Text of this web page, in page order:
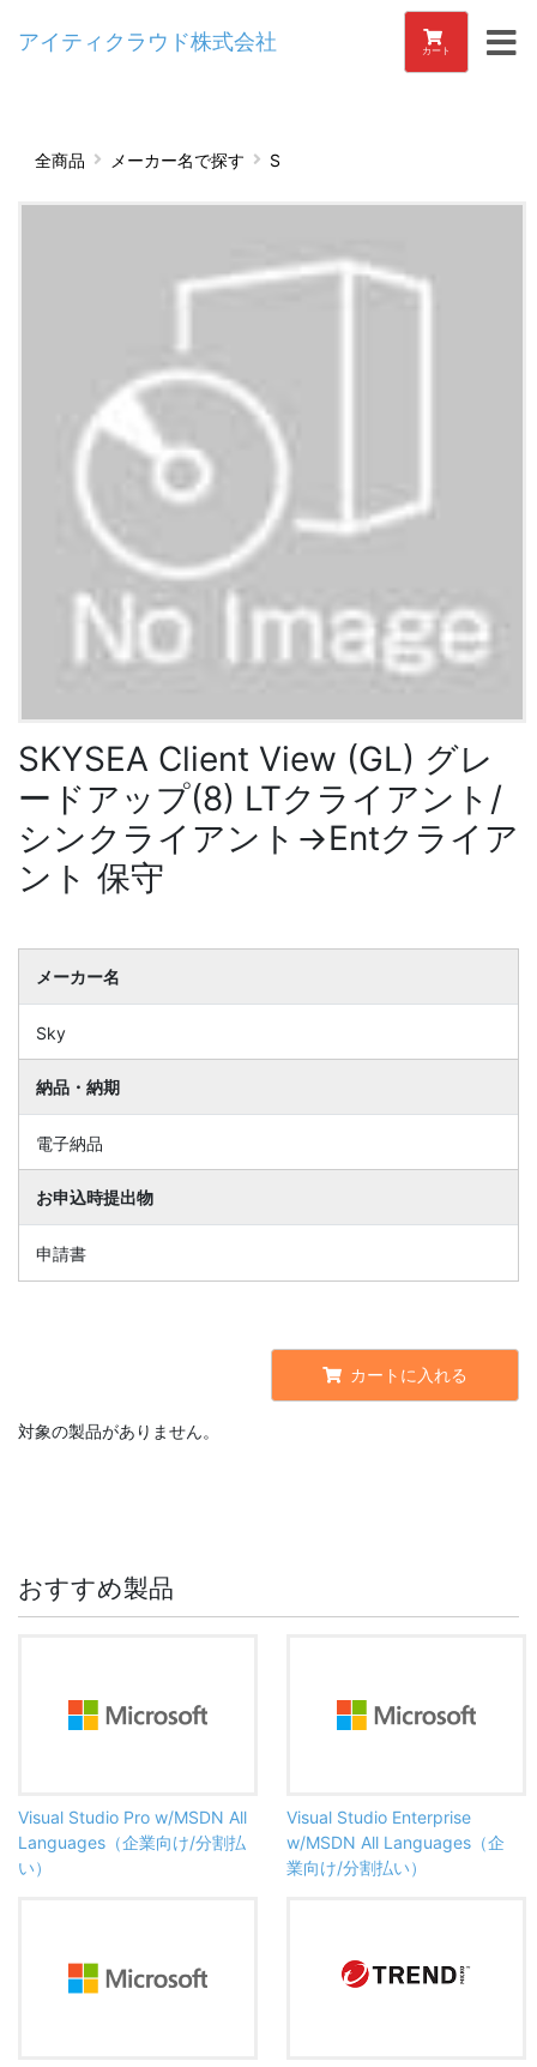
アイティクラウド株式会社 カート
全商品 メーカー名で探す S
SKYSEA Client View (GL) グレ
ードアップ(8) LTクライアント/
シンクライアント→Entクライア
ント 保守
メーカー名
Sky
納品・納期
電子納品
お申込時提出物
申請書
カートに入れる
対象の製品がありません。
おすすめ製品
Visual Studio Pro w/MSDN All
Languages（企業向け/分割払
い）
Visual Studio Enterprise
w/MSDN All Languages（企
業向け/分割払い）